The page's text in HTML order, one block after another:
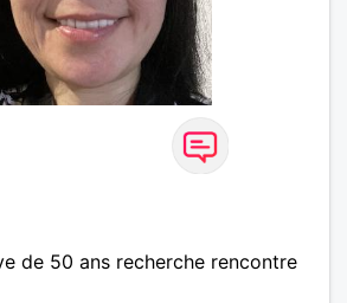
de 50 ans recherche rencontre